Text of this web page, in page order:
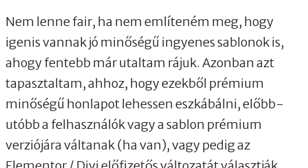
Nem lenne fair, ha nem említeném meg, hogy
igenis vannak jó minőségű ingyenes sablonok is,
ahogy fentebb már utaltam rájuk. Azonban azt
tapasztaltam, ahhoz, hogy ezekből prémium
minőségű honlapot lehessen eszkábálni, előbb-
utóbb a felhasználók vagy a sablon prémium
verziójára váltanak (ha van), vagy pedig az